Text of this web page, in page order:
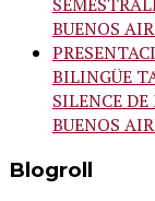
BUENOS
BILINGÜE
SILENCE
BUENOS
Blogroll